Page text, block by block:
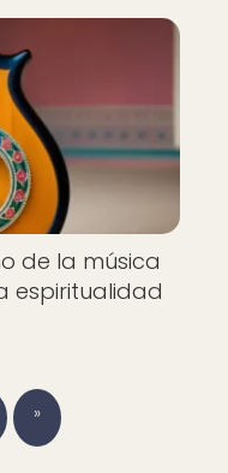
de la música
espiritualidad
»